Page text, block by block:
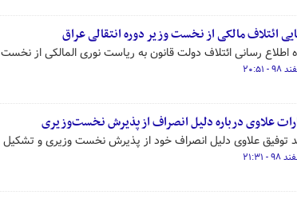
ائتلاف مالکی از نخست وزیر دوره انتقالی عراق
اطلاع رسانی ائتلاف دولت قانون به ریاست نوری المالکی از
علاوی درباره دلیل انصراف از پذیرش نخست‌وزیری
توفیق علاوی دلیل انصراف خود از پذیرش نخست وزیری و تشکیل